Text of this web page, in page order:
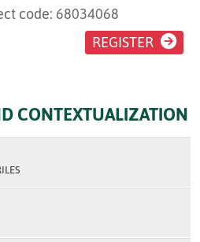
code: 68034068
REGISTER
CONTEXTUALIZATION